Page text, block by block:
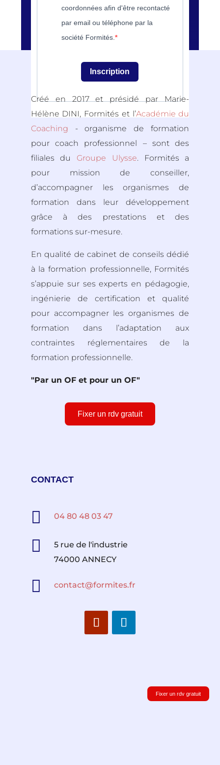
coordonnées afin d'être recontacté
par email ou téléphone par la
société Formités.
Inscription
Créé en 2017 et présidé par Marie-
Hélène DINI, Formités et l’Académie du
Coaching
- organisme de formation
pour coach professionnel – sont des
filiales du
Groupe Ulysse. Formités a
pour mission de conseiller,
d’accompagner les organismes de
formation dans leur développement
grâce à des prestations et des
formations sur-mesure.
En qualité de cabinet de conseils dédié
à la formation professionnelle, Formités
s’appuie sur ses experts en pédagogie,
ingénierie de certification et qualité
pour accompagner les organismes de
formation dans l’adaptation aux
contraintes réglementaires de la
formation professionnelle.
"Par un OF et pour un OF"
Fixer un rdv gratuit
CONTACT
 04 80 48 03 47

5 rue de l'industrie
74000 ANNECY
 contact@formites.fr
Fixer un rdv gratuit